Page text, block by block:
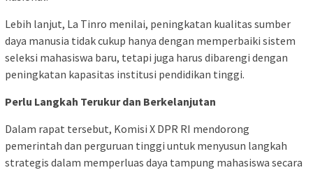
Lebih lanjut, La Tinro menilai, peningkatan kualitas sumber
daya manusia tidak cukup hanya dengan memperbaiki sistem
seleksi mahasiswa baru, tetapi juga harus dibarengi dengan
peningkatan kapasitas institusi pendidikan tinggi.
Perlu Langkah Terukur dan Berkelanjutan
Dalam rapat tersebut, Komisi X DPR RI mendorong
pemerintah dan perguruan tinggi untuk menyusun langkah
strategis dalam memperluas daya tampung mahasiswa secara